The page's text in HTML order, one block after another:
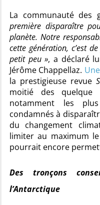
La communauté des
première disparaître
planète. Notre
cette génération, c’est
petit peu », a déclaré
Jérôme Chappellaz.
la prestigieuse revue
moitié des quelque
notamment les
condamnés à
du changement
limiter au maximum
pourrait encore
Des tronçons
l’Antarctique